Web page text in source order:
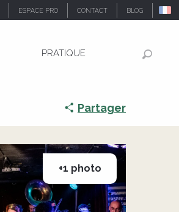
ESPACE PRO CONTACT BLOG
PRATIQUE
Partager
+1 photo